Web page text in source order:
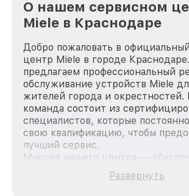
О нашем сервисном
Miele в Краснодаре
Добро пожаловать в
центр Miele в городе
предлагаем профессиональный
обслуживание устройств Miele
жителей города и окрестностей.
команда состоит из
специалистов, которые
свою квалификацию, чтобы
лучший сервис.
Миссия нашего центра —
качественный и доступный
каждого пользователя продукции
Развернуть